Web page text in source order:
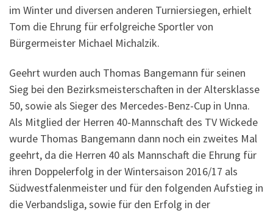
im Winter und diversen anderen Turniersiegen, erhielt
Tom die Ehrung für erfolgreiche Sportler von
Bürgermeister Michael Michalzik.
Geehrt wurden auch Thomas Bangemann für seinen
Sieg bei den Bezirksmeisterschaften in der Altersklasse
50, sowie als Sieger des Mercedes-Benz-Cup in Unna.
Als Mitglied der Herren 40-Mannschaft des TV Wickede
wurde Thomas Bangemann dann noch ein zweites Mal
geehrt, da die Herren 40 als Mannschaft die Ehrung für
ihren Doppelerfolg in der Wintersaison 2016/17 als
Südwestfalenmeister und für den folgenden Aufstieg in
die Verbandsliga, sowie für den Erfolg in der